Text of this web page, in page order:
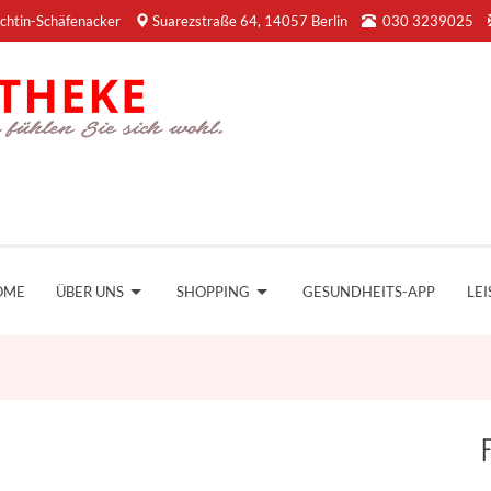
Schäfenacker Suarezstraße 64, 14057 Berlin 030 3239025
ÜBER UNS SHOPPING GESUNDHEITS-APP